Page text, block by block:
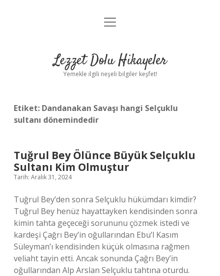
Anasayfa
Yasal Uyarı
menüyü
Lezzet Dolu Hikayeler
Yemekle ilgili neşeli bilgiler keşfet!
Etiket: Dandanakan Savaşı hangi Selçuklu
sultanı dönemindedir
Tuğrul Bey Ölünce Büyük Selçuklu
Sultanı Kim Olmuştur
Tarih: Aralık 31, 2024
Tuğrul Bey’den sonra Selçuklu hükümdarı kimdir?
Tuğrul Bey henüz hayattayken kendisinden sonra
kimin tahta geçeceği sorununu çözmek istedi ve
kardeşi Çağrı Bey’in oğullarından Ebu’l Kasım
Süleyman’ı kendisinden küçük olmasına rağmen
veliaht tayin etti. Ancak sonunda Çağrı Bey’in
oğullarından Alp Arslan Selçuklu tahtına oturdu.